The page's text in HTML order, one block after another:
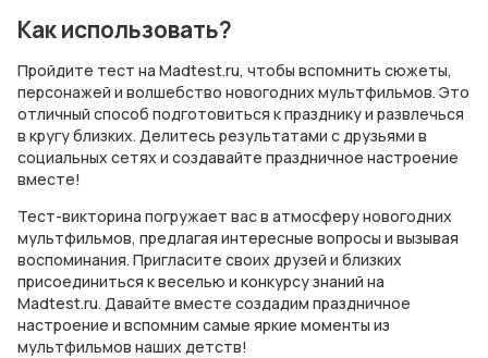
Как использовать?
Пройдите тест на Madtest.ru, чтобы вспомнить сюжеты,
персонажей и волшебство новогодних мультфильмов. Это
отличный способ подготовиться к празднику и развлечься
в кругу близких. Делитесь результатами с друзьями в
социальных сетях и создавайте праздничное настроение
вместе!
Тест-викторина погружает вас в атмосферу новогодних
мультфильмов, предлагая интересные вопросы и вызывая
воспоминания. Пригласите своих друзей и близких
присоединиться к веселью и конкурсу знаний на
Madtest.ru. Давайте вместе создадим праздничное
настроение и вспомним самые яркие моменты из
мультфильмов наших детств!